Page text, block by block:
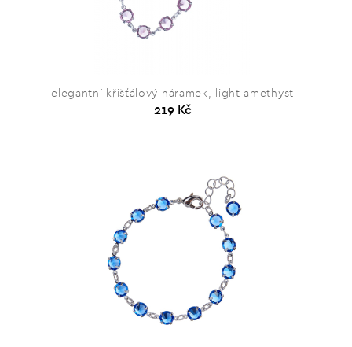
elegantní křišťálový náramek, light amethyst
219 Kč